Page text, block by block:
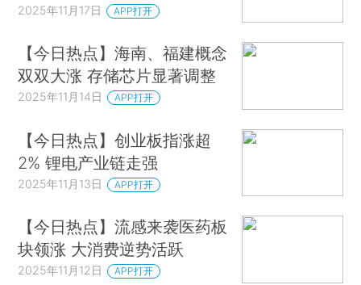
2025年11月17日 APP打开
【今日热点】海南、福建概念
双双大涨 存储芯片显著调整
2025年11月14日 APP打开
【今日热点】创业板指涨超
2% 锂电产业链走强
2025年11月13日 APP打开
【今日热点】流感来袭医药板
块领涨 大消费逆势活跃
2025年11月12日 APP打开